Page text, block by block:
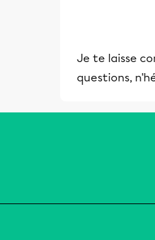
Je te laisse
questions,